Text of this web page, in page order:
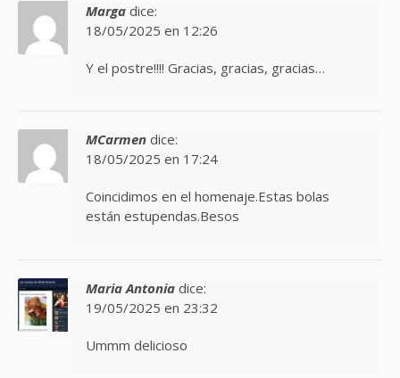
Marga dice:
18/05/2025 en 12:26
Y el postre!!!! Gracias, gracias, gracias…
MCarmen dice:
18/05/2025 en 17:24
Coincidimos en el homenaje.Estas bolas
están estupendas.Besos
Maria Antonia dice:
19/05/2025 en 23:32
Ummm delicioso